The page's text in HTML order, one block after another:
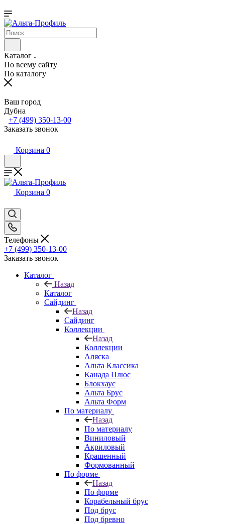
Каталог
По всему сайту
По каталогу
Ваш город
Дубна
+7 (499) 350-13-00
Заказать звонок
Корзина 0
Корзина 0
Телефоны
+7 (499) 350-13-00
Заказать звонок
Каталог
Назад
Каталог
Сайдинг
Назад
Сайдинг
Коллекции
Назад
Коллекции
Аляска
Альта Классика
Канада Плюс
Блокхаус
Альта Брус
Альта Форм
По материалу
Назад
По материалу
Виниловый
Акриловый
Крашенный
Формованный
По форме
Назад
По форме
Корабельный брус
Под брус
Под бревно